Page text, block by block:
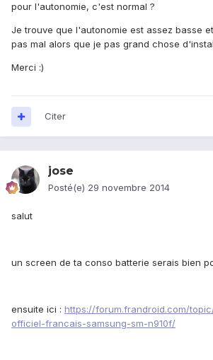
pour l'autonomie, c'est normal ?
Je trouve que l'autonomie est assez basse
pas mal alors que je pas grand chose
Merci :)
Citer
jose
Posté(e) 29 novembre 2014
salut
un screen de ta conso batterie serais bien
ensuite ici : https://forum.frandroid.com/
officiel-francais-samsung-sm-n910f/